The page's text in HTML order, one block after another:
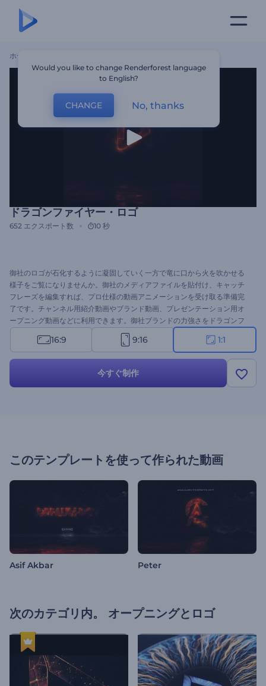
ホーム
ドラゴンファイヤー・ロゴ
652 エクスポート数 10 秒
御社のロゴが石化するように凝固していく一方で竜に口から火を吹かせる
様子をご覧になりませんか。御社のメディアファイルを貼付け、キャッチ
フレーズを編集すれば、プロ仕様の動画アニメーションを受け取る準備完
了です。チャンネル用紹介動画やブランド動画、プレゼンテーション用オ
ープニング動画などに利用できます。御社ブランドの力強さをドラゴンフ
ァイヤー・ロゴ動画で見せ付けましょう。
16:9 9:16 1:1
今すぐ制作
このテンプレートを使って作られた動画
Asif Akbar Peter
次のカテゴリ内。 オープニングとロゴ
Would you like to change Renderforest language
to English?
CHANGE No, thanks